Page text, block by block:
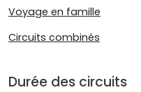
Voyage en famille
Circuits combinés
Durée des circuits